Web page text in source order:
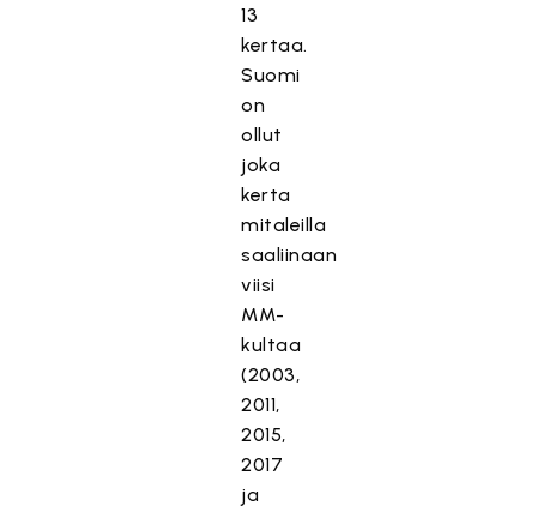
13
kertaa.
Suomi
on
ollut
joka
kerta
mitaleilla
saaliinaan
viisi
MM-
kultaa
(2003,
2011,
2015,
2017
ja